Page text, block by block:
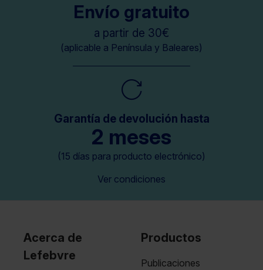
Envío gratuito
a partir de 30€
(aplicable a Península y Baleares)
Garantía de devolución hasta
2 meses
(15 días para producto electrónico)
Ver condiciones
Acerca de
Lefebvre
Productos
Publicaciones